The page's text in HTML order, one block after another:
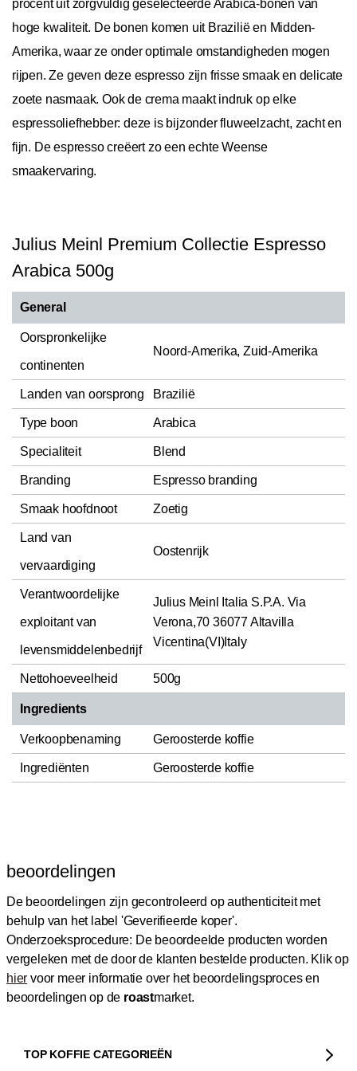
procent uit zorgvuldig geselecteerde Arabica-bonen van
hoge kwaliteit. De bonen komen uit Brazilië en Midden-
Amerika, waar ze onder optimale omstandigheden mogen
rijpen. Ze geven deze espresso zijn frisse smaak en delicate
zoete nasmaak. Ook de crema maakt indruk op elke
espressoliefhebber: deze is bijzonder fluweelzacht, zacht en
fijn. De espresso creëert zo een echte Weense
smaakervaring.
Julius Meinl Premium Collectie Espresso
Arabica 500g
General
Oorspronkelijke
continenten
Noord-Amerika, Zuid-Amerika
Landen van oorsprong Brazilië
Type boon Arabica
Specialiteit Blend
Branding Espresso branding
Smaak hoofdnoot Zoetig
Land van
vervaardiging
Oostenrijk
Verantwoordelijke
exploitant van
levensmiddelenbedrijf
Julius Meinl Italia S.P.A. Via
Verona,70 36077 Altavilla
Vicentina(VI)Italy
Nettohoeveelheid 500g
Ingredients
Verkoopbenaming Geroosterde koffie
Ingrediënten Geroosterde koffie
beoordelingen
De beoordelingen zijn gecontroleerd op authenticiteit met
behulp van het label 'Geverifieerde koper'.
Onderzoeksprocedure: De beoordeelde producten worden
vergeleken met de door de klanten bestelde producten. Klik op
hier voor meer informatie over het beoordelingsproces en
beoordelingen op de roastmarket.
TOP KOFFIE CATEGORIEËN